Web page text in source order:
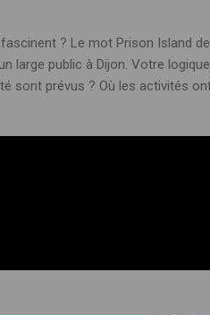
? Le mot Prison Island
large public à Dijon. Votre
sont prévus ? Où les activités